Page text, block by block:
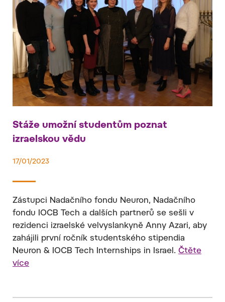
Stáže umožní studentům poznat
izraelskou vědu
17/01/2023
Zástupci Nadačního fondu Neuron, Nadačního
fondu IOCB Tech a dalších partnerů se sešli v
rezidenci izraelské velvyslankyně Anny Azari, aby
zahájili první ročník studentského stipendia
Neuron & IOCB Tech Internships in Israel. Čtěte
více